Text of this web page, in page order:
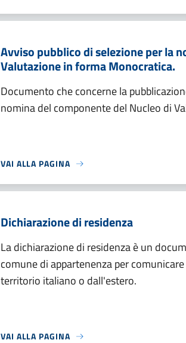
Avviso pubblico di selezione per la
Valutazione in forma Monocratica.
Documento che concerne la
nomina del componente del Nucleo di
VAI ALLA PAGINA
Dichiarazione di residenza
La dichiarazione di residenza è un
comune di appartenenza per
territorio italiano o dall'estero.
VAI ALLA PAGINA